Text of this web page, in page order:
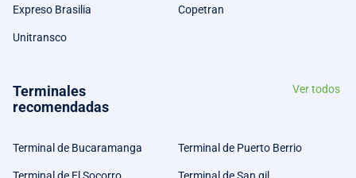
Expreso Brasilia Copetran
Unitransco
Terminales
recomendadas
Ver todos
Terminal de Bucaramanga Terminal de Puerto Berrio